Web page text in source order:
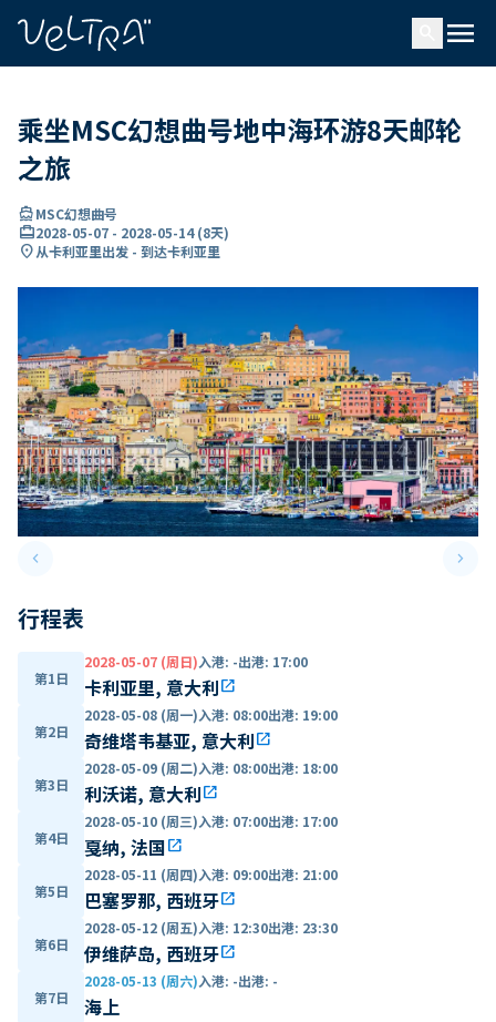
menu
乘坐MSC幻想曲号地中海环游8天邮轮
之旅
directions_boatMSC幻想曲号
card_travel2028-05-07 - 2028-05-14(8天)
location_on从卡利亚里出发 - 到达卡利亚里
keyboard_arrow_leftPrevious slide keyboard_arrow_right
行程表
第1日
2028-05-07 (周日)入港: -出港: 17:00
卡利亚里, 意大利open_in_new
第2日
2028-05-08 (周一)入港: 08:00出港: 19:00
奇维塔韦基亚, 意大利open_in_new
第3日
2028-05-09 (周二)入港: 08:00出港: 18:00
利沃诺, 意大利open_in_new
第4日
2028-05-10 (周三)入港: 07:00出港: 17:00
戛纳, 法国open_in_new
第5日
2028-05-11 (周四)入港: 09:00出港: 21:00
巴塞罗那, 西班牙open_in_new
第6日
2028-05-12 (周五)入港: 12:30出港: 23:30
伊维萨岛, 西班牙open_in_new
第7日
2028-05-13 (周六)入港: -出港: -
海上